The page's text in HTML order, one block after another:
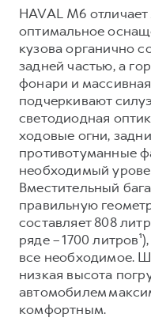
HAVAL M6
оптимальное
кузова органично
задней частью, а
фонари и
подчеркивают
светодиодная
ходовые огни,
противотуманные
необходимый
Вместительный
правильную
составляет 808
ряде – 1700
все необходимое.
низкая высота
автомобилем
комфортным.